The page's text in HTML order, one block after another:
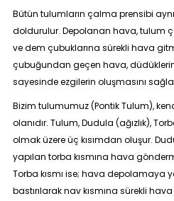
Bütün tulumların çalma prensibi
doldurulur. Depolanan hava, tulum
ve dem çubuklarına sürekli hava
çubuğundan geçen hava,
sayesinde ezgilerin oluşmasını
Bizim tulumumuz (Pontik Tulum),
olanıdır. Tulum, Dudula (ağızlık),
olmak üzere üç kısımdan oluşur.
yapılan torba kısmına hava
Torba kısmı ise; hava depolamaya
bastırılarak nav kısmına sürekli